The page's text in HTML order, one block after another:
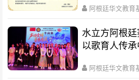
阿根廷华文教育
水立方阿根
以歌育人传
阿根廷华文教育